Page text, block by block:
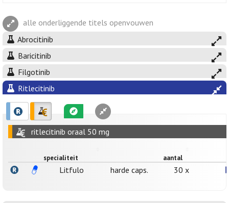
alle onderliggende titels openvouwen
Abrocitinib
Baricitinib
Filgotinib
Ritlecitinib
ritlecitinib oraal 50 mg
specialiteit aantal
Litfulo harde caps. 30 x